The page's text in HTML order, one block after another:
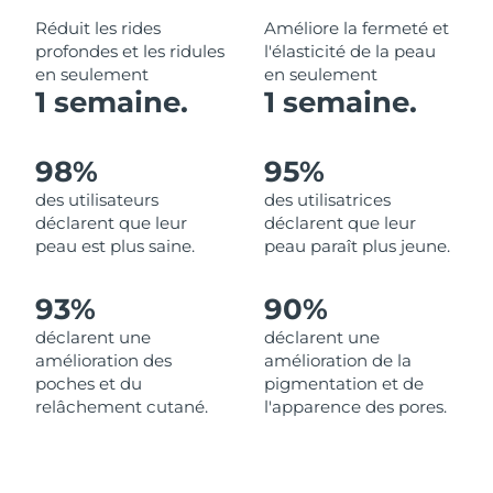
Réduit les rides
profondes et les ridules
en seulement
1 semaine.
Améliore la fermeté et
l'élasticité de la peau
en seulement
1 semaine.
98%
des utilisateurs
déclarent que leur
peau est plus saine.
95%
des utilisatrices
déclarent que leur
peau paraît plus jeune.
93%
déclarent une
amélioration des
poches et du
relâchement cutané.
90%
déclarent une
amélioration de la
pigmentation et de
l'apparence des pores.
Philippines Livraison estimée 8/12/26
Pologne Livraison estimée8/10/26
Porto Rico Livraison estimée
Qatar Livraison estimée8/10/26
La Réunion Livraison estimée
Roumanie Livraison estimée8/9/26
Russie Livraison estimée8/17/26